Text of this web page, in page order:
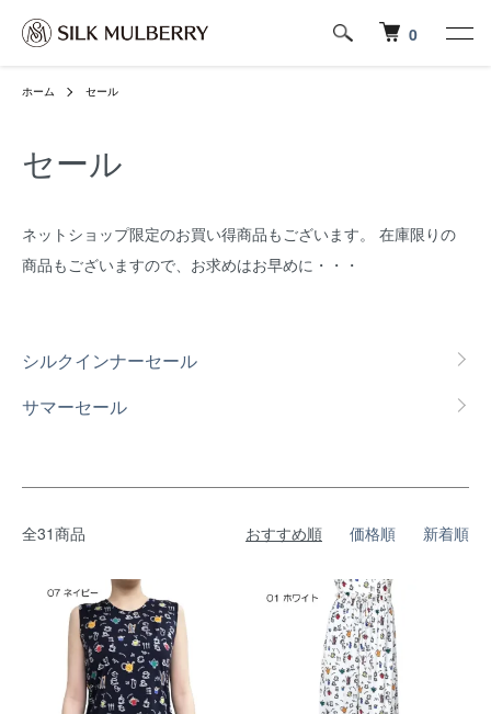
0
ホーム セール
セール
ネットショップ限定のお買い得商品もございます。 在庫限りの
商品もございますので、お求めはお早めに・・・
グループ一覧
シルクインナーセール
サマーセール
全31商品 おすすめ順 価格順 新着順